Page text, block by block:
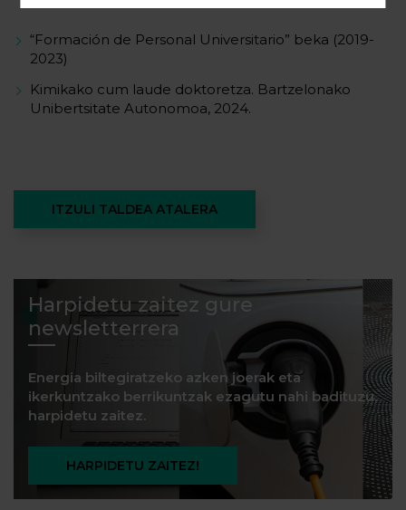
“Formación de Personal Universitario” beka (2019-
2023)
Kimikako cum laude doktoretza. Bartzelonako
Unibertsitate Autonomoa, 2024.
ITZULI TALDEA ATALERA
Harpidetu zaitez gure
newsletterrera
Energia biltegiratzeko azken joerak eta
ikerkuntzako berrikuntzak ezagutu nahi badituzu,
harpidetu zaitez.
HARPIDETU ZAITEZ!